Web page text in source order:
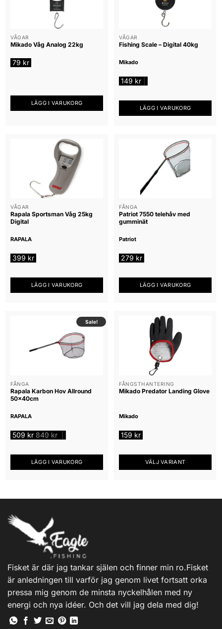
VÅGAR
Mikado Våg Analog 22kg
79 kr
LÄGG I VARUKORG
VÅGAR
Fishing Scale – Digital 40kg
Mikado
149 kr
LÄGG I VARUKORG
VÅGAR
Rapala Sportsman Våg 25kg
Digital
RAPALA
399 kr
LÄGG I VARUKORG
FÅNGA
Patriot 7550 telehåv med
gumminät
Patriot
279 kr
LÄGG I VARUKORG
Sale!
FÅNGA
Rapala Karbon Hov Allround
50x40cm
RAPALA
509 kr 849kr
LÄGG I VARUKORG
FÅNGSTHANTERING
Mikado Predator Landing Glove
Mikado
159 kr
VÄLJ VARIANT
kan
väljas
på
produktsidan
Fisket är där jag tankar själen och finner min ro.Fisket
är anledningen till varför jag genom livet fortsatt orka
pressa mig genom de minsta nyckelhålen med ny
energi och nya idéer. Och det vill jag dela med dig!